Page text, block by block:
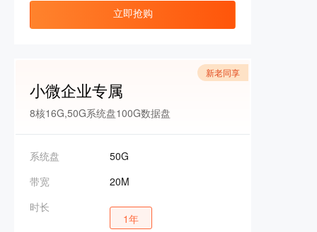
立即抢购
新老同享
小微企业专属
8核16G,50G系统盘100G数据盘
系统盘
50G
带宽
20M
时长
1年